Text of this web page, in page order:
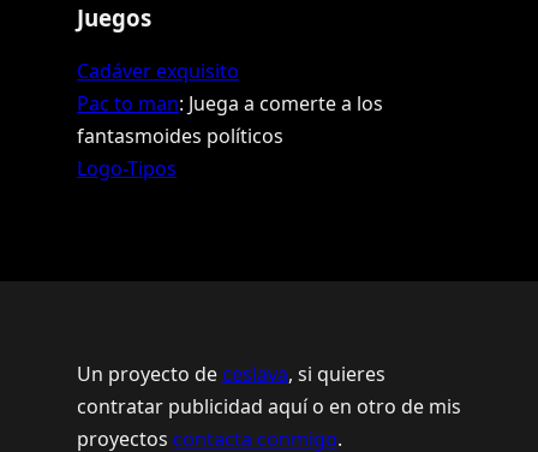
Juegos
Cadáver exquisito
Pac to man: Juega a comerte a los
fantasmoides políticos
Logo-Tipos
Un proyecto de ceslava, si quieres
contratar publicidad aquí o en otro de mis
proyectos contacta conmigo.